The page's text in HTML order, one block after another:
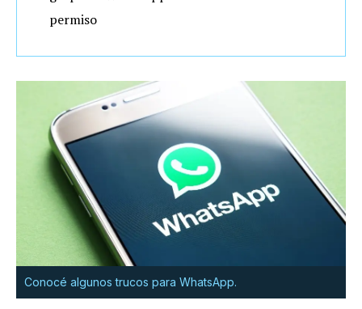
permiso
Conocé algunos trucos para WhatsApp.